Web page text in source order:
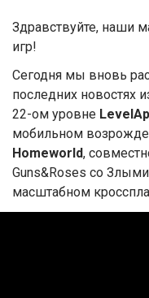
Здравствуйте, наши
игр!
Сегодня мы вновь
последних новостях
22-ом уровне
мобильном
Homeworld,
Guns&Roses со
масштабном